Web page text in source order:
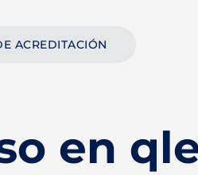
ACREDITACIÓN
en